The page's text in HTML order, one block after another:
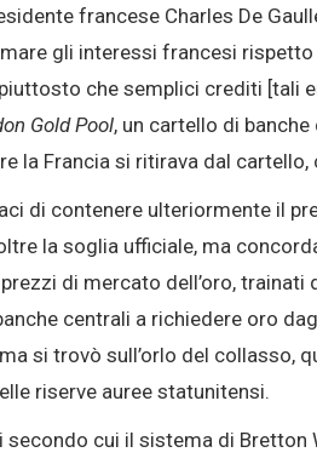
francese Charles De
gli interessi francesi
che semplici crediti [tali
Gold Pool, un cartello di
la Francia si ritirava dal
di contenere ulteriormente il
la soglia ufficiale, ma
prezzi di mercato dell’oro,
centrali a richiedere oro
si trovò sull’orlo del collasso,
riserve auree statunitensi.
cui il sistema di Bretton